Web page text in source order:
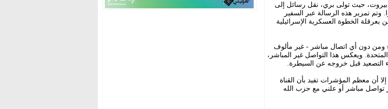
حيث تولى بري، نقل رسائل إلى
وتم تمرير هذه الرسالة عبر السفير
الخطوة العسكرية الإسرائيلية
ومن دون أي اتصال مباشر - غير مألوف
ويعكس هذا التواصل غير المباشر،
التصعيد قبل خروجه عن السيطرة.
أن معظم المؤشرات تفيد بأن القناة
تواصل مباشر أو علني مع حزب الله